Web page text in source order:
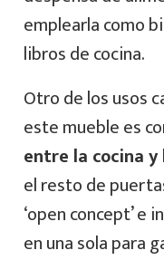
emplearla como
libros de cocina.
Otro de los usos
este mueble es
entre la cocina
el resto de
‘open concept’ e
en una sola para